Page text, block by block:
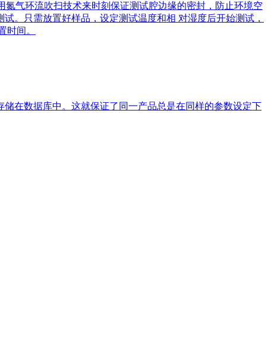
气环流吹扫技术来时刻保证测试腔边缘的密封，防止环境空
。只需放置好样品，设定测试温度和相 对湿度后开始测试，
时间。
在数据库中。这就保证了同一产品总是在同样的参数设定下